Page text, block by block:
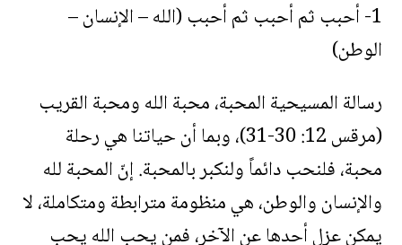
1- أحبب ثم أحبب ثم أحبب (الله – الإنسان –
الوطن)
رسالة المسيحية المحبة، محبة الله ومحبة القريب
(مرقس 12: 30-31)، وبما أن حياتنا هي رحلة
محبة، فلنحب دائماً ولنكبر بالمحبة. إنّ المحبة لله
والإنسان والوطن، هي منظومة مترابطة ومتكاملة، لا
يمكن عزل أحدها عن الآخر، فمن يحب الله يحب